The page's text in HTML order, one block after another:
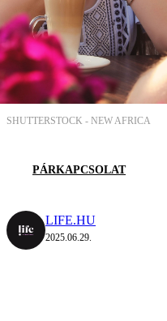
SHUTTERSTOCK - NEW AFRICA
PÁRKAPCSOLAT
LIFE.HU
2025.06.29.